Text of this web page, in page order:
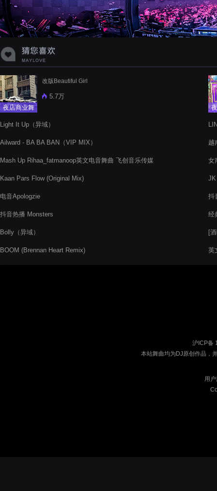
夜店商业舞
改版Beautiful Girl
5.7万
Light It Up（异域）
Ailward - BA BA BAN（VIP MIX）
Mash Up Rihaa_fatmanoop英文电音舞曲 飞创音乐传媒
Kaan Pars Flow (Original Mix)
电音Apologzie
抖音热播 Monsters
Bolly（异域）
BOOM (Brennan Heart Remix)
越
女
JK
抖
经
[
英
沪ICP备
本站舞曲均为DJ原创作品，
用